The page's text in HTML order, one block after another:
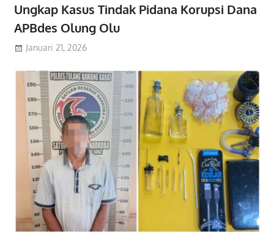
Ungkap Kasus Tindak Pidana Korupsi Dana
APBdes Olung Olu
Januari 21, 2026